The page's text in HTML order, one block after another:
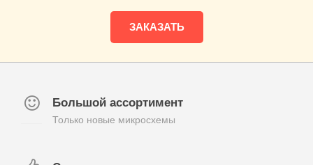
ЗАКАЗАТЬ
Большой ассортимент
Только новые микросхемы